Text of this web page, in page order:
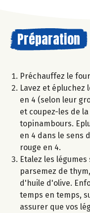
Préparation
Préchauffez le
Lavez et épluchez
en 4 (selon leur
et coupez-les de
topinambours.
en 4 dans le sens
rouge en 4.
Etalez les
parsemez de
d'huile d'olive.
temps en temps,
assurer que vos